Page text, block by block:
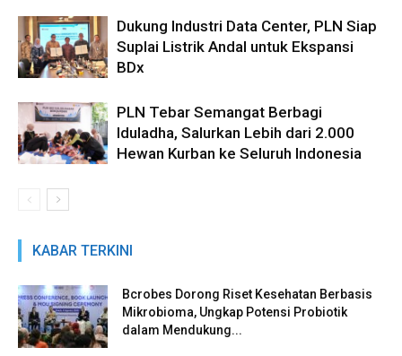
Dukung Industri Data Center, PLN Siap
Suplai Listrik Andal untuk Ekspansi
BDx
PLN Tebar Semangat Berbagi
Iduladha, Salurkan Lebih dari 2.000
Hewan Kurban ke Seluruh Indonesia
KABAR TERKINI
Bcrobes Dorong Riset Kesehatan Berbasis
Mikrobioma, Ungkap Potensi Probiotik
dalam Mendukung...